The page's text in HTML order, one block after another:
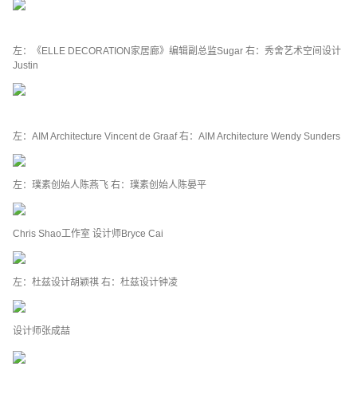
左：《ELLE DECORATION家居廊》编辑副总监Sugar 右：秀舍艺术空间设计
Justin
左：AIM Architecture Vincent de Graaf 右：AIM Architecture Wendy Sunders
左：璞素创始人陈燕飞 右：璞素创始人陈晏平
Chris Shao工作室 设计师Bryce Cai
左：杜兹设计胡颖祺 右：杜兹设计钟凌
设计师张成喆